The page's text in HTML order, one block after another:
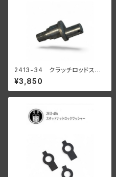
2413-34 クラッチロッドスタ
ッド 1934-37 R WL
陸王
¥3,850